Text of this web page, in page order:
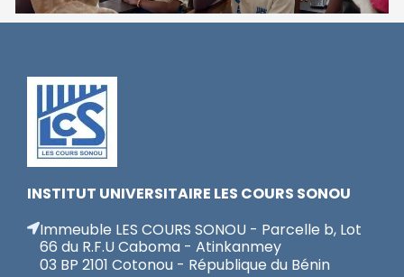
INSTITUT UNIVERSITAIRE LES COURS SONOU
Immeuble LES COURS SONOU - Parcelle b, Lot
66 du R.F.U Caboma - Atinkanmey
03 BP 2101 Cotonou - République du Bénin